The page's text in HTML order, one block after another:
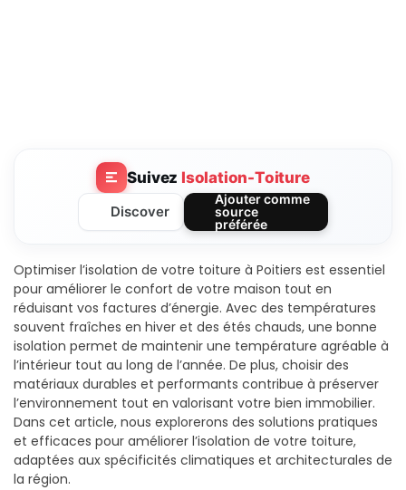
Suivez Isolation-Toiture
Discover
Ajouter comme
source
préférée
Optimiser l’isolation de votre toiture à Poitiers est essentiel
pour améliorer le confort de votre maison tout en
réduisant vos factures d’énergie. Avec des températures
souvent fraîches en hiver et des étés chauds, une bonne
isolation permet de maintenir une température agréable à
l’intérieur tout au long de l’année. De plus, choisir des
matériaux durables et performants contribue à préserver
l’environnement tout en valorisant votre bien immobilier.
Dans cet article, nous explorerons des solutions pratiques
et efficaces pour améliorer l’isolation de votre toiture,
adaptées aux spécificités climatiques et architecturales de
la région.